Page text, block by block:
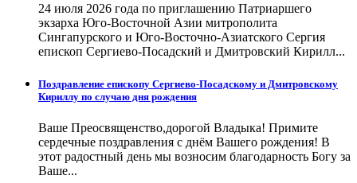
24 июля 2026 года по приглашению Патриаршего
экзарха Юго-Восточной Азии митрополита
Сингапурского и Юго-Восточно-Азиатского Сергия
епископ Сергиево-Посадский и Дмитровский Кирилл...
Поздравление епископу Сергиево-Посадскому и Дмитровскому
Кириллу по случаю дня рождения
Ваше Преосвященство,дорогой Владыка! Примите
сердечные поздравления с днём Вашего рождения! В
этот радостный день мы возносим благодарность Богу за
Ваше...